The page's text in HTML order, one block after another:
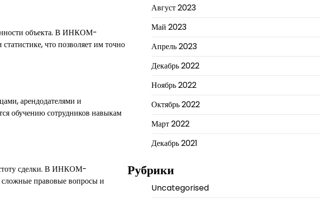
объекта. В ИНКОМ-
что позволяет им точно
арендодателями и
обучению сотрудников навыкам
сделки. В ИНКОМ-
правовые вопросы и
Август 2023
Май 2023
Апрель 2023
Декабрь 2022
Ноябрь 2022
Октябрь 2022
Март 2022
Декабрь 2021
Рубрики
Uncategorised